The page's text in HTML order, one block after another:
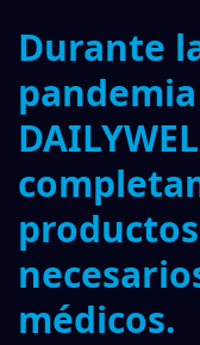
Durante
pandemia
médicos.